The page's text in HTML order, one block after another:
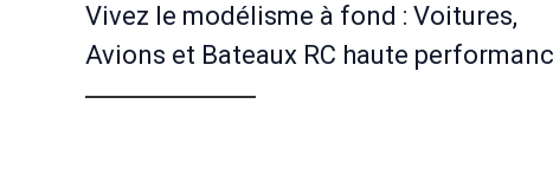
Vivez le modélisme à fond : Voitures,
Avions et Bateaux RC haute